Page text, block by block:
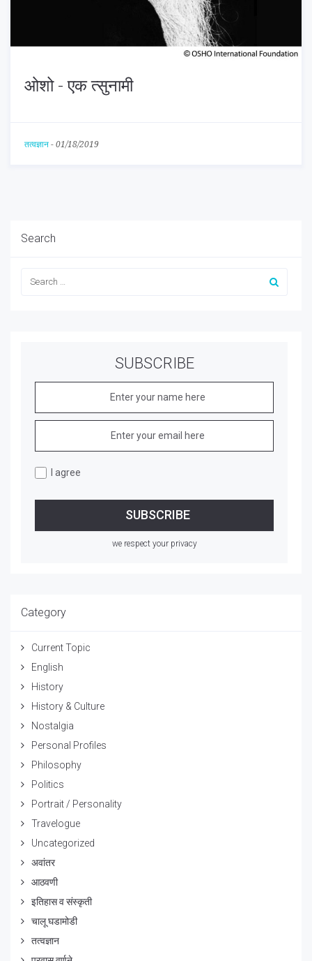
ओशो - एक त्सुनामी
तत्वज्ञान - 01/18/2019
Search
SUBSCRIBE
I agree
we respect your privacy
Category
Current Topic
English
History
History & Culture
Nostalgia
Personal Profiles
Philosophy
Politics
Portrait / Personality
Travelogue
Uncategorized
अवांतर
आठवणी
इतिहास व संस्कृती
चालू घडामोडी
तत्वज्ञान